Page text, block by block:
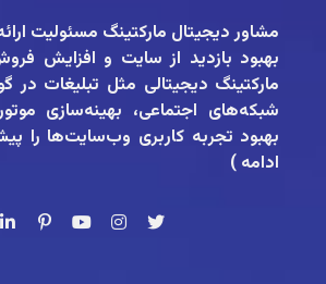
مشاور دیجیتال مارکتینگ مسئولیت
بهبود بازدید از سایت و افزایش
مارکتینگ دیجیتالی مثل تبلیغات در
شبکه‌های اجتماعی، بهینه‌سازی
بهبود تجربه کاربری وب‌سایت‌ها را
ادامه )